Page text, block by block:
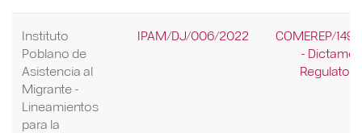
Instituto
Poblano de
Asistencia al
Migrante -
Lineamientos
para la
IPAM/DJ/006/2022
COMEREP/
- Dictamen